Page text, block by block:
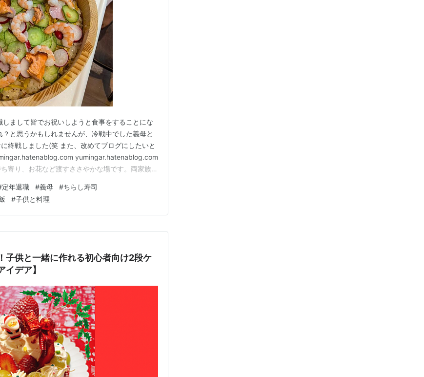
まして皆でお祝いしようと食事をすることにな
と思うかもしれませんが、冷戦中でした義母と
終戦しました(笑 また、改めてブログにしたいと
yumingar.hatenablog.com
寄り、お花など渡すささやかな場です。両家族お
人で作るつもりでいましたが、孫たちも一緒に
定年退職 #義母 #ちらし寿司
#子供と料理
子供と一緒に作れる初心者向け2段ケ
デア】